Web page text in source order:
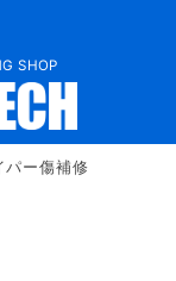
SHOP
パー傷補修